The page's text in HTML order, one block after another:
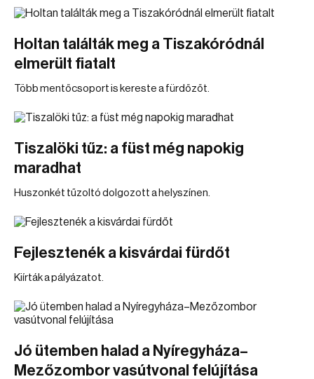
Holtan találták meg a Tiszakóródnál
elmerült fiatalt
Több mentőcsoport is kereste a fürdőzőt.
Tiszalöki tűz: a füst még napokig
maradhat
Huszonkét tűzoltó dolgozott a helyszínen.
Fejlesztenék a kisvárdai fürdőt
Kiírták a pályázatot.
Jó ütemben halad a Nyíregyháza–
Mezőzombor vasútvonal felújítása